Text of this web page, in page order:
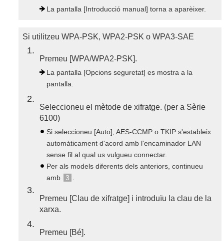
La pantalla [Introducció manual] torna a aparèixer.
Si utilitzeu WPA-PSK, WPA2-PSK o WPA3-SAE
1
Premeu [WPA/WPA2-PSK].
La pantalla [Opcions seguretat] es mostra a la
pantalla.
2
Seleccioneu el mètode de xifratge. (per a Sèrie
6100)
Si seleccioneu [Auto], AES-CCMP o TKIP s'estableix
automàticament d'acord amb l'encaminador LAN
sense fil al qual us vulgueu connectar.
Per als models diferents dels anteriors, continueu
amb
3
3
Premeu [Clau de xifratge] i introduïu la clau de la
xarxa.
4
Premeu [Bé].